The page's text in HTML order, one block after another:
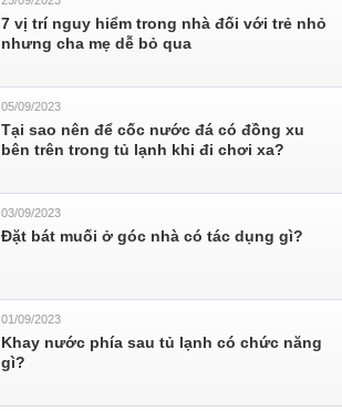
7 vị trí nguy hiểm trong nhà đối với trẻ nhỏ
nhưng cha mẹ dễ bỏ qua
05/09/2023
Tại sao nên để cốc nước đá có đồng xu
bên trên trong tủ lạnh khi đi chơi xa?
03/09/2023
Đặt bát muối ở góc nhà có tác dụng gì?
01/09/2023
Khay nước phía sau tủ lạnh có chức năng
gì?